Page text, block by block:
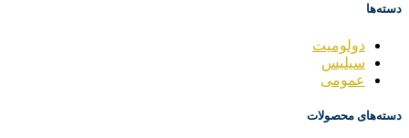
دسته‌ها
دولومیت
سیلیس
عمومی
دسته‌های محصولات